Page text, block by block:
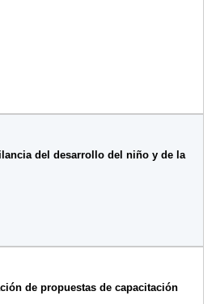
del desarrollo del niño y de la
de propuestas de capacitación